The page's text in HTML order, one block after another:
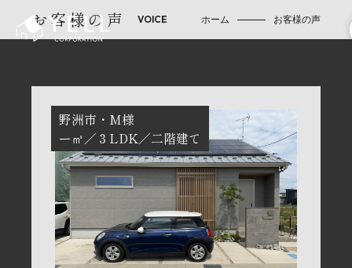
お客様の声 ホーム お客様の声
野洲市
M様
ー㎡
３LDK 二階建て